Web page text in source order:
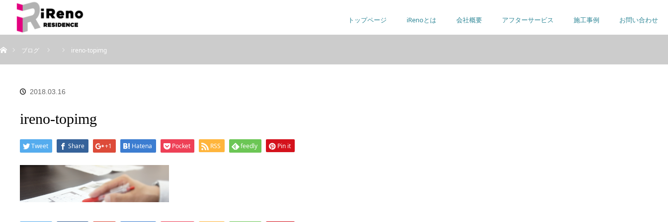
トップページ iRenoとは 会社概要 アフターサービス 施工事例 お問い合わせ
ブログ
ireno-topimg
2018.03.16
ireno-topimg
Tweet Share +1 Hatena Pocket RSS feedly Pin it